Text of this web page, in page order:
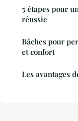
5 étapes pour
réussie
Bâches pour
et confort
Les avantages